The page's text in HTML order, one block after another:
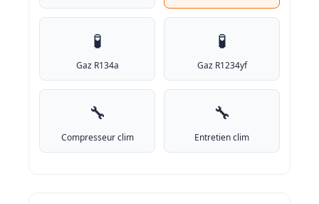
🧪
Gaz R134a
🧪
Gaz R1234yf
🔧
Compresseur clim
🔧
Entretien clim